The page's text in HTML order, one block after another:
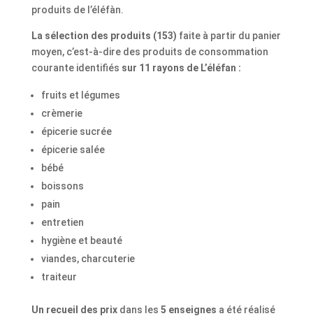
produits de l’éléfàn.
La sélection des produits (153) faite à partir du panier
moyen, c’est-à-dire des produits de consommation
courante identifiés sur 11 rayons de L’éléfan :
fruits et légumes
crèmerie
épicerie sucrée
épicerie salée
bébé
boissons
pain
entretien
hygiène et beauté
viandes, charcuterie
traiteur
Un recueil des prix dans les 5 enseignes a été réalisé